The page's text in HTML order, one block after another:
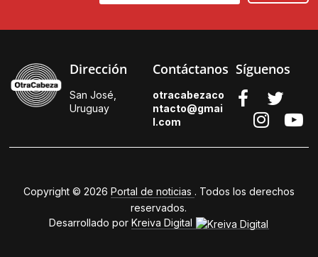
Dirección
San José,
Uruguay
Contáctanos
otracabezaco
ntacto@gmai
l.com
Síguenos
Copyright © 2026 Portal de noticias . Todos los derechos
reservados.
Desarrollado porKreiva Digital